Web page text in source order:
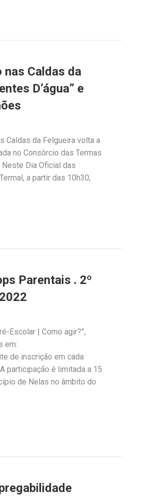
nas Caldas da
D’água” e
Caldas da Felgueira volta a
no Consórcio das Termas
Dia Oficial das
a partir das 10h30,
Parentais . 2º
Escolar | Como agir?”,
em:
de inscrição em cada
participação é limitada a 15
de Nelas no âmbito do